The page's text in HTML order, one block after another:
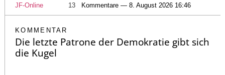
JF-Online 13 Kommentare — 8. August 2026 16:46
KOMMENTAR
Die letzte Patrone der Demokratie gibt sich
die Kugel